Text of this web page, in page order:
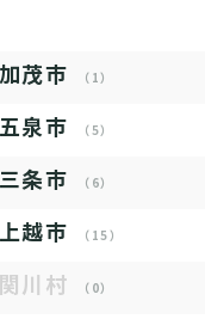
加茂市 （1）
五泉市 （5）
三条市 （6）
上越市 （15）
関川村 （0）